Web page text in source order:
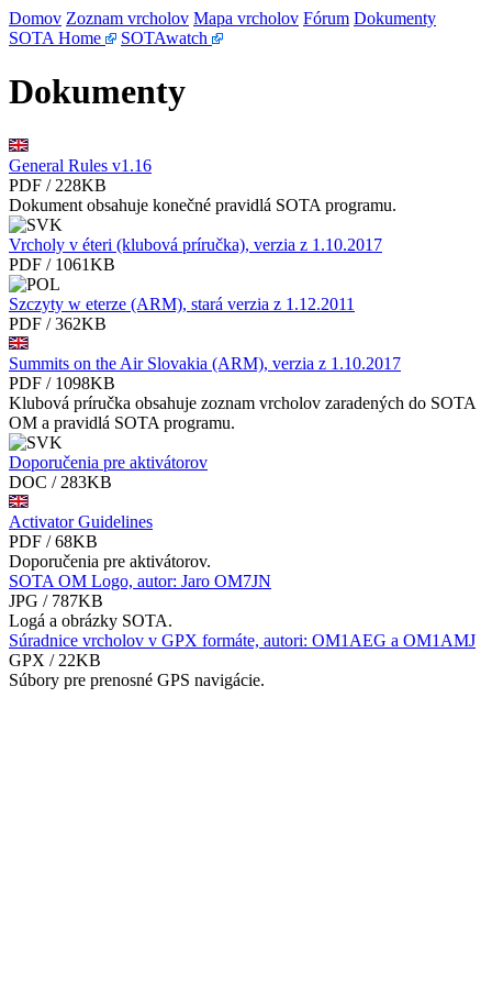
Domov Zoznam vrcholov Mapa vrcholov Fórum Dokumenty
SOTA Home
SOTAwatch
Dokumenty
General Rules v1.16
PDF / 228KB
Dokument obsahuje konečné pravidlá SOTA programu.
Vrcholy v éteri (klubová príručka), verzia z 1.10.2017
PDF / 1061KB
Szczyty w eterze (ARM), stará verzia z 1.12.2011
PDF / 362KB
Summits on the Air Slovakia (ARM), verzia z 1.10.2017
PDF / 1098KB
Klubová príručka obsahuje zoznam vrcholov zaradených do SOTA
OM a pravidlá SOTA programu.
Doporučenia pre aktivátorov
DOC / 283KB
Activator Guidelines
PDF / 68KB
Doporučenia pre aktivátorov.
SOTA OM Logo, autor: Jaro OM7JN
JPG / 787KB
Logá a obrázky SOTA.
Súradnice vrcholov v GPX formáte, autori: OM1AEG a OM1AMJ
GPX / 22KB
Súbory pre prenosné GPS navigácie.